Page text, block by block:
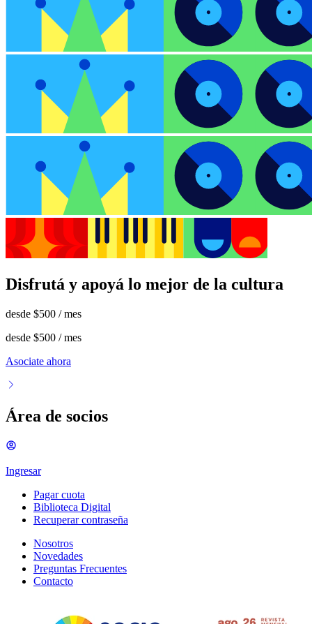
Disfrutá y apoyá lo mejor de la cultura
desde $500 / mes
desde $500 / mes
Asociate ahora
Área de socios
Ingresar
Pagar cuota
Biblioteca Digital
Recuperar contraseña
Nosotros
Novedades
Preguntas Frecuentes
Contacto